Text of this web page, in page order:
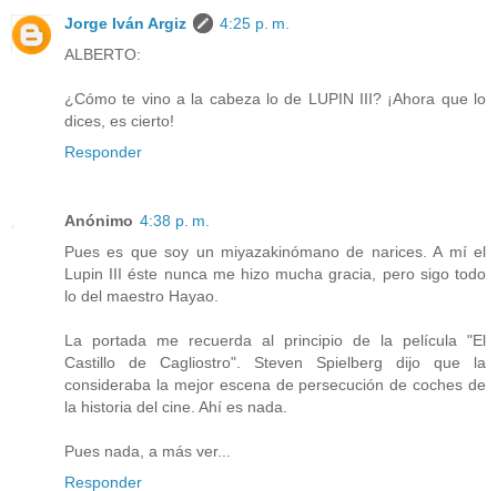
Jorge Iván Argiz
4:25 p. m.
ALBERTO:
¿Cómo te vino a la cabeza lo de LUPIN III? ¡Ahora que lo
dices, es cierto!
Responder
Anónimo 4:38 p. m.
Pues es que soy un miyazakinómano de narices. A mí el
Lupin III éste nunca me hizo mucha gracia, pero sigo todo
lo del maestro Hayao.
La portada me recuerda al principio de la película "El
Castillo de Cagliostro". Steven Spielberg dijo que la
consideraba la mejor escena de persecución de coches de
la historia del cine. Ahí es nada.
Pues nada, a más ver...
Responder